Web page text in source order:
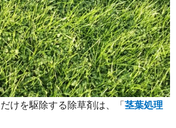
けを駆除する除草剤は、「茎葉処理